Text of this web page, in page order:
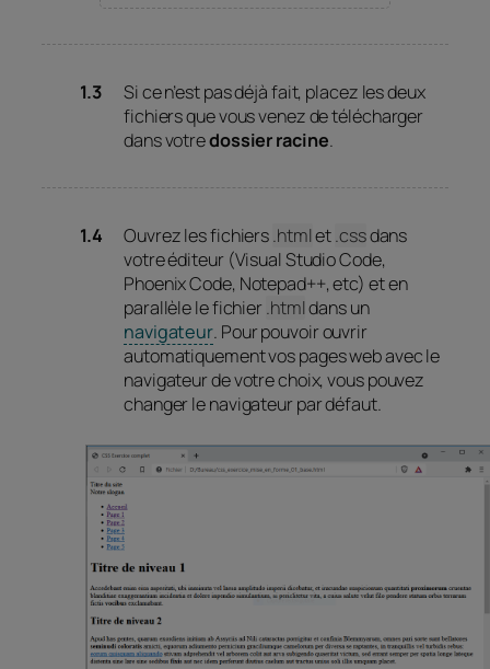
Si ce n’est pas déjà fait, placez les deux
fichiers que vous venez de télécharger
dans votredossier racine.
Ouvrez les fichiers.htmlet.cssdans
votre éditeur (Visual Studio Code,
Phoenix Code, Notepad++, etc) et en
parallèle le fichier.htmldans un
navigateur. Pour pouvoir ouvrir
automatiquement vos pages web avec le
navigateur de votre choix, vous pouvez
changer le navigateur par défaut.